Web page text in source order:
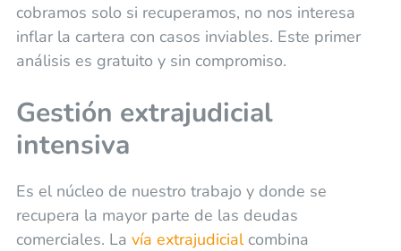
cobramos solo si recuperamos, no nos interesa
inflar la cartera con casos inviables. Este primer
análisis es gratuito y sin compromiso.
Gestión extrajudicial
intensiva
Es el núcleo de nuestro trabajo y donde se
recupera la mayor parte de las deudas
comerciales. La vía extrajudicialcombina